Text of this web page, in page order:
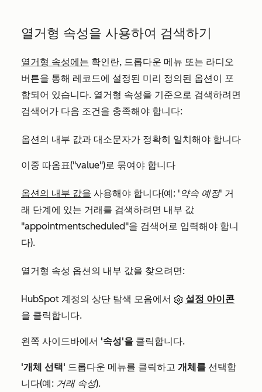
열거형 속성을 사용하여 검색하기
열거형 속성에는 확인란, 드롭다운 메뉴 또는 라디오
버튼을 통해 레코드에 설정된 미리 정의된 옵션이 포
함되어 있습니다. 열거형 속성을 기준으로 검색하려면
검색어가 다음 조건을 충족해야 합니다:
옵션의 내부 값과 대소문자가 정확히 일치해야 합니다
이중 따옴표("value")로 묶여야 합니다
옵션의 내부 값을 사용해야 합니다(예: '약속 예정' 거
래 단계에 있는 거래를 검색하려면 내부 값
"appointmentscheduled"을 검색어로 입력해야 합니
다).
열거형 속성 옵션의 내부 값을 찾으려면:
HubSpot 계정의 상단 탐색 모음에서
설정 아이콘
을 클릭합니다.
왼쪽 사이드바에서 '속성'을 클릭합니다.
'개체 선택' 드롭다운 메뉴를 클릭하고 개체를 선택합
니다(예: 거래 속성).